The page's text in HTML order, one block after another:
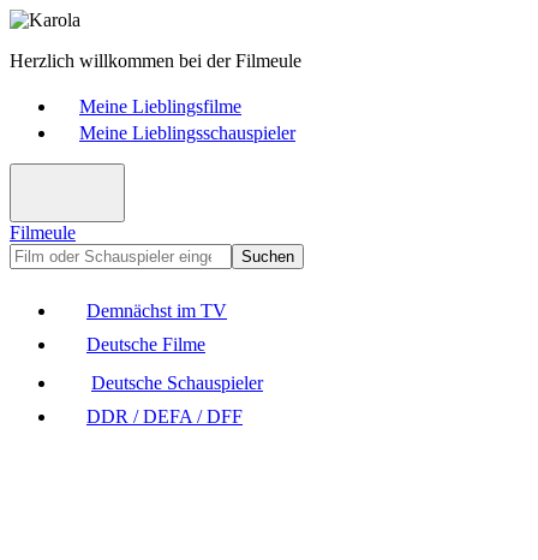
Herzlich willkommen bei der Filmeule
Meine Lieblingsfilme
Meine Lieblingsschauspieler
Filmeule
Suchen
Demnächst im TV
Deutsche Filme
Deutsche Schauspieler
DDR / DEFA / DFF